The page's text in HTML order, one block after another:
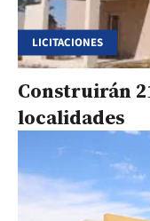
LICITACIONES
Construirán
localidades